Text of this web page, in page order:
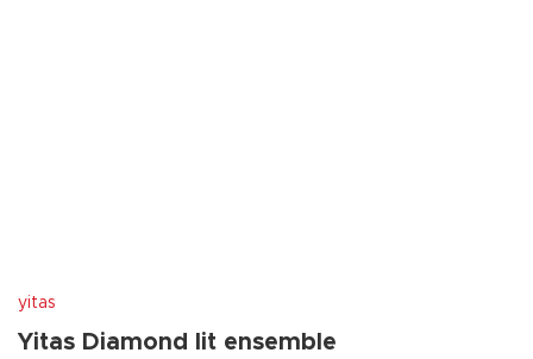
yitas
Yitas Diamond lit ensemble